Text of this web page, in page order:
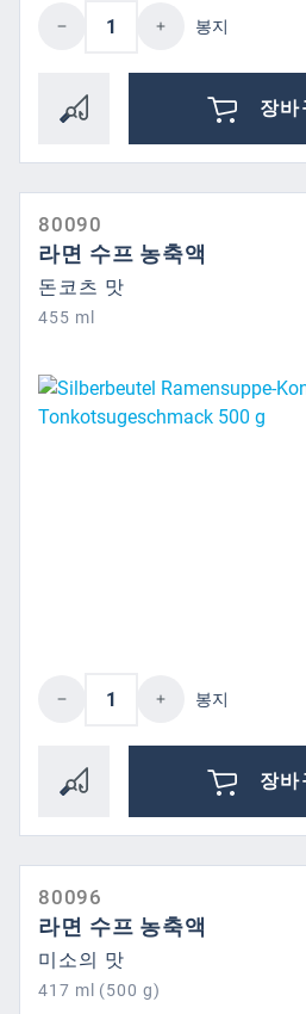
제품 수량: 원하는 값
봉지
장바
80090
라면 수프 농축액
돈코츠 맛
455 ml
제품 수량: 원하는 값
봉지
장바
80096
라면 수프 농축액
미소의 맛
417 ml (500 g)